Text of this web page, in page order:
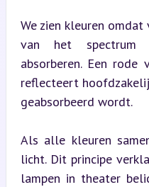
We zien kleuren
van het spectrum
absorberen. Een rode
reflecteert
geabsorbeerd wordt.
Als alle kleuren
licht. Dit principe
lampen in theater